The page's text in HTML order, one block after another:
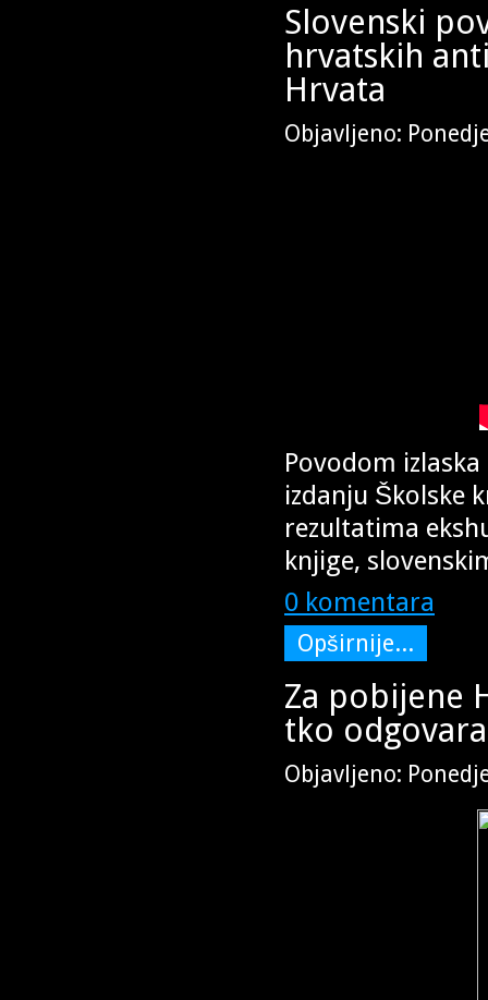
Slovenski
hrvatskih
Hrvata
Objavljeno:
Povodom
izdanju Školske
rezultatima
knjige,
0 komentara
Opširnije...
Za pobijene
tko odgovara
Objavljeno: